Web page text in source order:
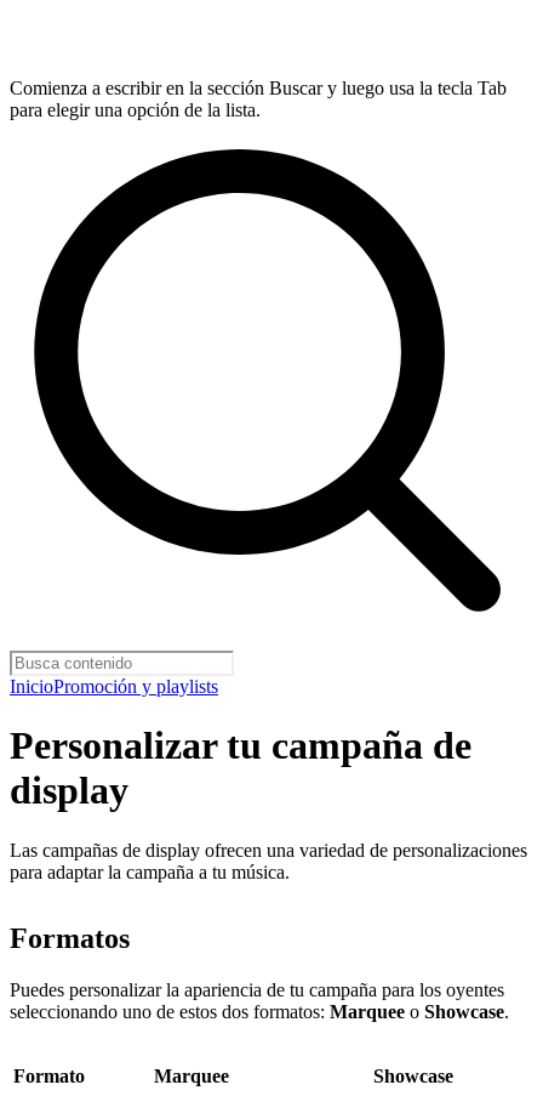
Comienza a escribir en la sección Buscar y luego usa la tecla Tab
para elegir una opción de la lista.
InicioPromoción y playlists
Personalizar tu campaña de
display
Las campañas de display ofrecen una variedad de personalizaciones
para adaptar la campaña a tu música.
Formatos
Puedes personalizar la apariencia de tu campaña para los oyentes
seleccionando uno de estos dos formatos: Marquee o Showcase.
Formato Marquee Showcase